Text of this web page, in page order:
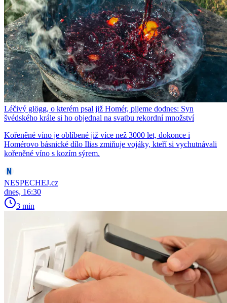
Léčivý glögg, o kterém psal již Homér, pijeme dodnes: Syn
švédského krále si ho objednal na svatbu rekordní množství
Kořeněné víno je oblíbené již více než 3000 let, dokonce i
Homérovo básnické dílo Ilias zmiňuje vojáky, kteří si vychutnávali
kořeněné víno s kozím sýrem.
NESPECHEJ.cz
dnes, 16:30
3 min